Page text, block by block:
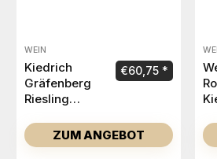
WEIN
Kiedrich
Gräfenberg
Riesling
2023
€60,75
ZUM ANGEBOT